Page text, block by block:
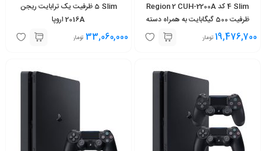
4 Slim کد Region 2 CUH-2200A
ظرفیت 500 گیگابایت به همراه دسته
اضافه
19,476,700 تومان
5 Slim ظرفیت یک ترابایت ریجن
2016A اروپا
33,060,000 تومان